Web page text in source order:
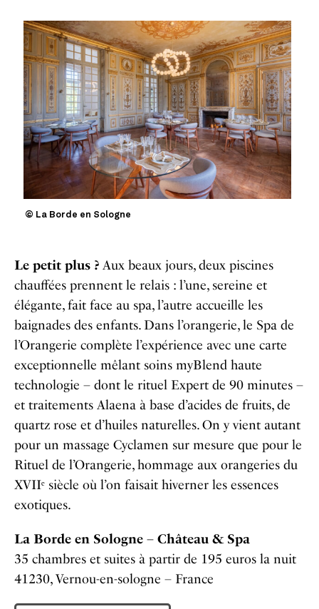
© La Borde en Sologne
Le petit plus ? Aux beaux jours, deux piscines
chauffées prennent le relais : l’une, sereine et
élégante, fait face au spa, l’autre accueille les
baignades des enfants. Dans l’orangerie, le Spa de
l’Orangerie complète l’expérience avec une carte
exceptionnelle mêlant soins myBlend haute
technologie – dont le rituel Expert de 90 minutes –
et traitements Alaena à base d’acides de fruits, de
quartz rose et d’huiles naturelles. On y vient autant
pour un massage Cyclamen sur mesure que pour le
Rituel de l’Orangerie, hommage aux orangeries du
XVIIᵉ siècle où l’on faisait hiverner les essences
exotiques.
La Borde en Sologne – Château & Spa
35 chambres et suites à partir de 195 euros la nuit
41230, Vernou-en-sologne – France